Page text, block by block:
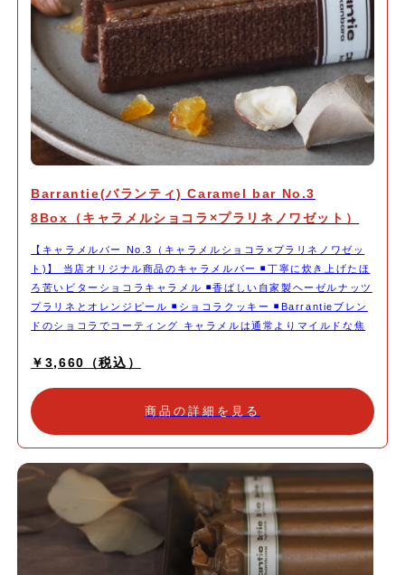
Barrantie(バランティ) Caramel bar No.3
8Box（キャラメルショコラ×プラリネノワゼット）
【キャラメルバー No.3（キャラメルショコラ×プラリネノワゼッ
ト)】 当店オリジナル商品のキャラメルバー ◾️丁寧に炊き上げたほ
ろ苦いビターショコラキャラメル ◾️香ばしい自家製ヘーゼルナッツ
プラリネとオレンジピール ◾️ショコラクッキー ◾️Barrantieブレン
ドのショコラでコーティング キャラメルは通常よりマイルドな焦
を加え深みのある味わいに。 ヘーゼルナッツのプラリネは、皮ご
チョコレートと合わせオレンジのコンフィを加え食感アクセント
に。 ショコラのクッキーでカカオを力強く感じる濃厚な仕上がり
方をお愉しみください。 深煎りのコーヒーや紅茶と一緒にいただ
いたり。 ワインなどお酒を飲みながらちびちび食べていただくの
もお勧めです。 1本ずつキャラメル包みを施し帯シールを貼ってお
届けいたします。
￥3,660（税込）
商品の詳細を見る